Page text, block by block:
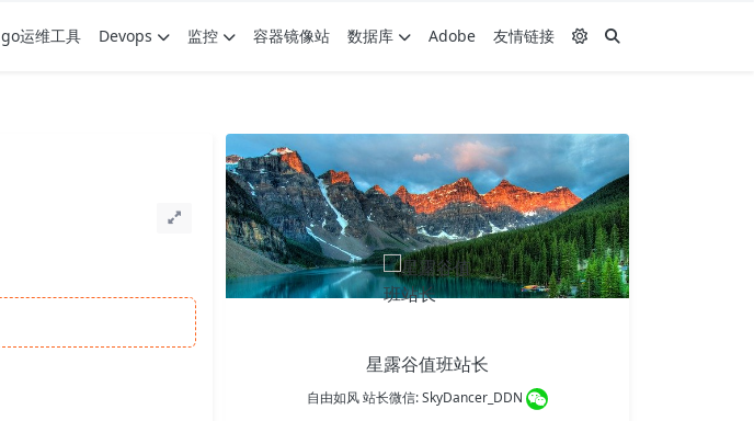
go运维工具 Devops 监控 容器镜像站 数据库 Adobe 友情链接
星露谷值班站长
自由如风 站长微信: SkyDancer_DDN